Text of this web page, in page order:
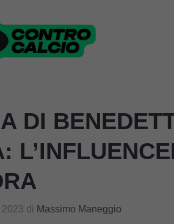
DI
2023 di Massimo Maneggio